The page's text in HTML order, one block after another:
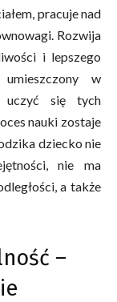
pracuje nad
Rozwija
i lepszego
umieszczony w
się tych
nauki zostaje
dziecko nie
nie ma
a także
–